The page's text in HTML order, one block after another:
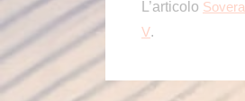
L’articolo
V.